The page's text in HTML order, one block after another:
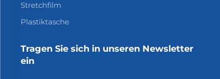
Stretchfilm
Plastiktasche
Tragen Sie sich in unseren Newsletter
ein